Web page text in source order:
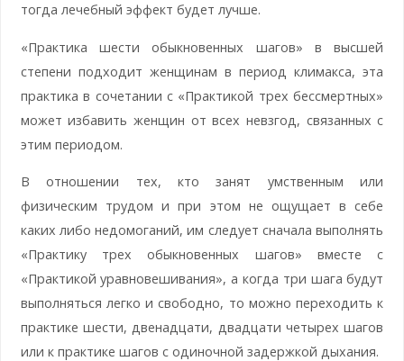
тогда лечебный эффект будет лучше.
«Практика шести обыкновенных шагов» в высшей
степени подходит женщинам в период климакса, эта
практика в сочетании с «Практикой трех бессмертных»
может избавить женщин от всех невзгод, связанных с
этим периодом.
В отношении тех, кто занят умственным или
физическим трудом и при этом не ощущает в себе
каких либо недомоганий, им следует сначала выполнять
«Практику трех обыкновенных шагов» вместе с
«Практикой уравновешивания», а когда три шага будут
выполняться легко и свободно, то можно переходить к
практике шести, двенадцати, двадцати четырех шагов
или к практике шагов с одиночной задержкой дыхания.